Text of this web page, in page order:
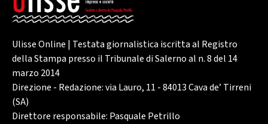
Ulisse Online | Testata giornalistica iscritta al Registro
della Stampa presso il Tribunale di Salerno al n. 8 del 14
marzo 2014
Direzione - Redazione: via Lauro, 11 - 84013 Cava de’ Tirreni
(SA)
Direttore responsabile: Pasquale Petrillo